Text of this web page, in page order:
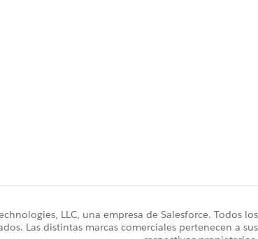
LLC, una empresa de Salesforce. Todos los
Las distintas marcas comerciales pertenecen a sus